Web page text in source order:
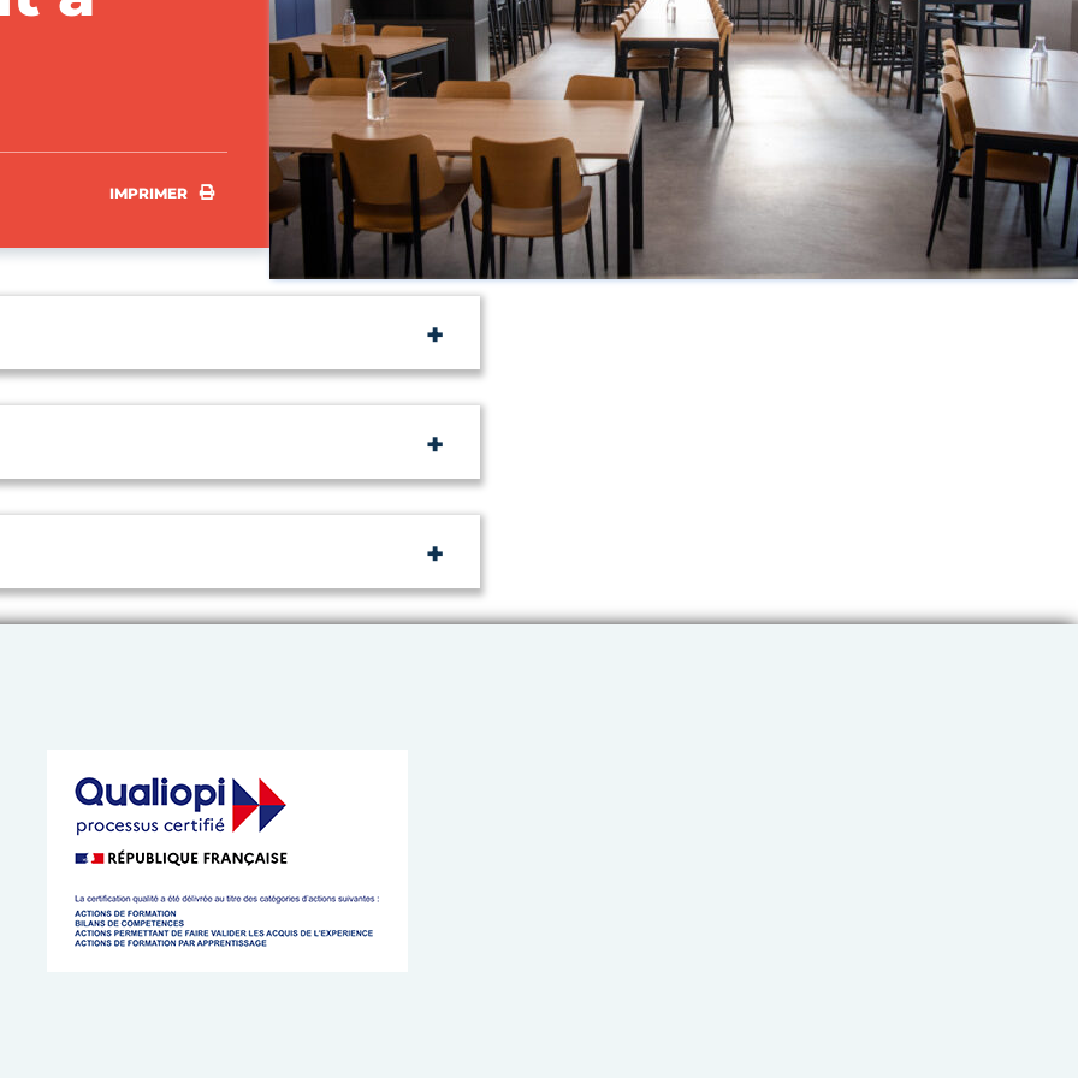
cookies
IMPRIMER IMPRIMER
l’Artisanat de Bretagne